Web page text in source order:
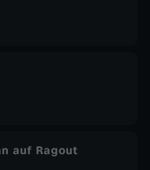
auf Ragout